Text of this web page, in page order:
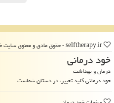
خود درمانی
درمان و بهداشت
خود درمانی کلید تغییر، در دستان شماست